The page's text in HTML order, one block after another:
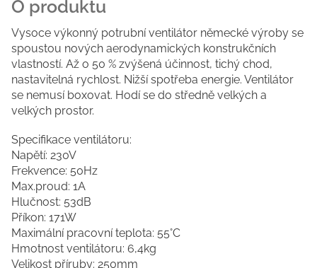
Vysoce výkonný potrubní ventilátor německé výroby se
spoustou nových aerodynamických konstrukčních
vlastností. Až o 50 % zvýšená účinnost, tichý chod,
nastavitelná rychlost. Nižší spotřeba energie. Ventilátor
se nemusí boxovat. Hodí se do středně velkých a
velkých prostor.
Specifikace ventilátoru:
Napětí: 230V
Frekvence: 50Hz
Max.proud: 1A
Hlučnost: 53dB
Příkon: 171W
Maximální pracovní teplota: 55°C
Hmotnost ventilátoru: 6,4kg
Velikost příruby: 250mm